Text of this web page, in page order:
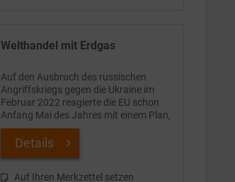
Welthandel mit Erdgas
Auf den Ausbruch des russischen
Angriffskriegs gegen die Ukraine im
Februar 2022 reagierte die EU schon
Anfang Mai des Jahres mit einem Plan,
der die Union und ihre Mitgliedstaaten
nach und nach von russischen
Details
Auf Ihren Merkzettel setzen